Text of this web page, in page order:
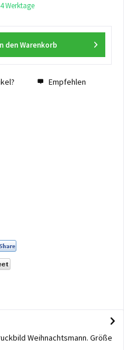
Werktage
den Warenkorb
Empfehlen
Weihnachtsmann. Größe